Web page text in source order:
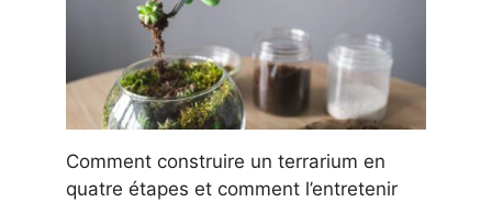
Comment construire un terrarium en
quatre étapes et comment l’entretenir